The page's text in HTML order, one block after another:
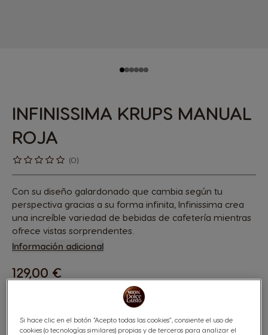
INFINISSIMA KRUPS MANUAL
ROJA
(0)
Con su diseño galardonado que cambia según tu
perspectiva gracias a su forma infinita, Infinissima crea
una increíble variedad de bebidas de cafetería mientras
ofrece vistas sorprendentes.
Información adicional
129,00 €
Si hace clic en el botón “Acepto todas las cookies”, consiente el uso de
cookies (o tecnologías similares) propias y de terceros para analizar el